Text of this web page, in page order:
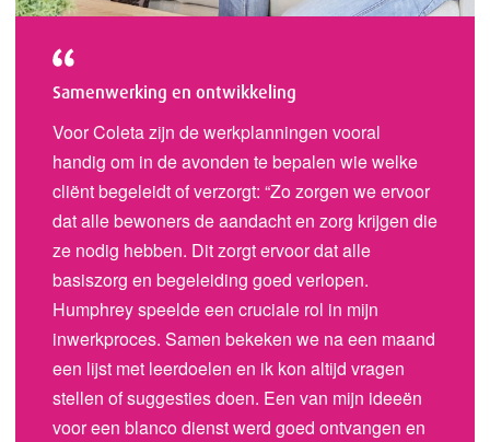
Samenwerking en ontwikkeling
Voor Coleta zijn de werkplanningen vooral
handig om in de avonden te bepalen wie welke
cliënt begeleidt of verzorgt: “Zo zorgen we ervoor
dat alle bewoners de aandacht en zorg krijgen die
ze nodig hebben. Dit zorgt ervoor dat alle
basiszorg en begeleiding goed verlopen.
Humphrey speelde een cruciale rol in mijn
inwerkproces. Samen bekeken we na een maand
een lijst met leerdoelen en ik kon altijd vragen
stellen of suggesties doen. Een van mijn ideeën
voor een blanco dienst werd goed ontvangen en